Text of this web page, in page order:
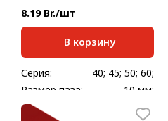
8.19 Br./шт
В корзину
Серия:
40; 45; 50; 60;
Размер паза:
10 мм;
Стандартная длина,
2000